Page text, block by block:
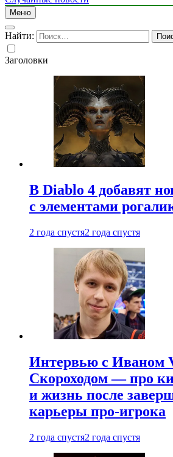
Меню
Найти:
Заголовки
В Diablo 4 добавят
с элементами
2 года спустя2 года спустя
Интервью с Иваном
Скороходом — про
и жизнь после
карьеры про-игрока
2 года спустя2 года спустя